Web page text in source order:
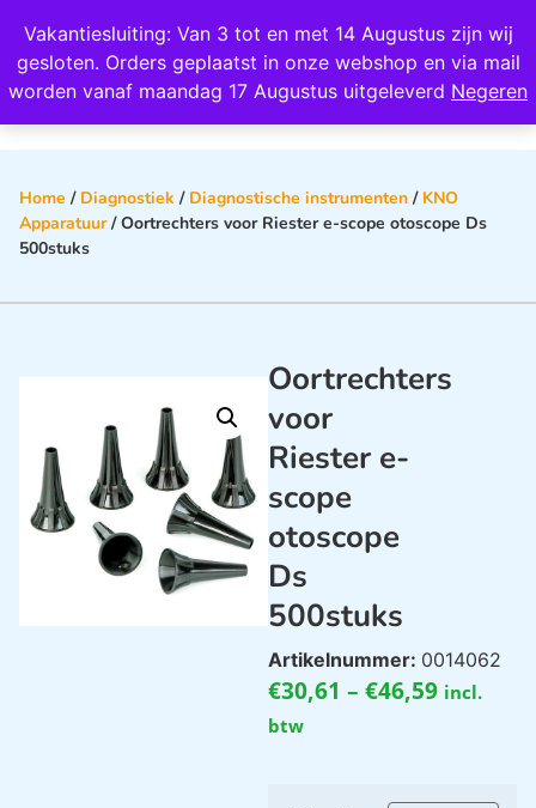
Vakantiesluiting: Van 3 tot en met 14 Augustus zijn wij
gesloten. Orders geplaatst in onze webshop en via mail
worden vanaf maandag 17 Augustus uitgeleverd Negeren
Wij scoren een 4,8 op Google
Home / Diagnostiek / Diagnostische instrumenten / KNO
Apparatuur/ Oortrechters voor Riester e-scope otoscope Ds
500stuks
Oortrechters
voor
Riester e-
scope
otoscope
Ds
500stuks
Artikelnummer: 0014062
€30,61 – €46,59 incl.
btw